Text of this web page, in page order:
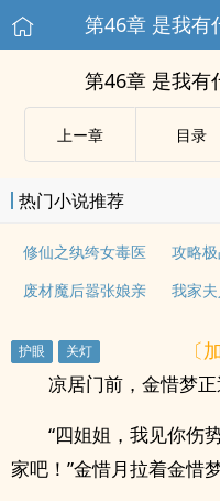
第46章 是我有
第46章 是我有
上ー章 目录
热门小说推荐
修仙之纨绔女毒医 攻略
废材魔后嚣张娘亲 我家
〔
凉居门前，金惜梦正
“四姐姐，我见你伤
家吧！”金惜月拉着金惜